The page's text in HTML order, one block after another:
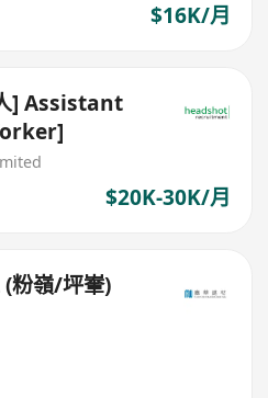
$16K/月
$20K-30K/月
粉嶺/坪輋)